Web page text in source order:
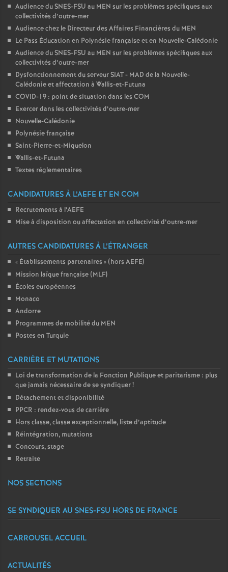
Audience du SNES-FSU au MEN sur les problèmes spécifiques aux
collectivités d’outre-mer
Audience chez le Directeur des Affaires Financières du MEN
Le Pass Éducation en Polynésie française et en Nouvelle-Calédonie
Audience du SNES-FSU au MEN sur les problèmes spécifiques aux
collectivités d’outre-mer
Dysfonctionnement du serveur SIAT - MAD de la Nouvelle-
Calédonie et affectation à Wallis-et-Futuna
COVID-19 : point de situation dans les COM
Exercer dans les collectivités d’outre-mer
Nouvelle-Calédonie
Polynésie française
Saint-Pierre-et-Miquelon
Wallis-et-Futuna
Textes réglementaires
CANDIDATURES À L’AEFE ET EN COM
Recrutements à l’AEFE
Mise à disposition ou affectation en collectivité d’outre-mer
AUTRES CANDIDATURES À L’ÉTRANGER
« Établissements partenaires » (hors AEFE)
Mission laïque française (MLF)
Écoles européennes
Monaco
Andorre
Programmes de mobilité du MEN
Postes en Turquie
CARRIÈRE ET MUTATIONS
Loi de transformation de la Fonction Publique et paritarisme : plus
que jamais nécessaire de se syndiquer!
Détachement et disponibilité
PPCR : rendez-vous de carrière
Hors classe, classe exceptionnelle, liste d’aptitude
Réintégration, mutations
Concours, stage
Retraite
NOS SECTIONS
SE SYNDIQUER AU SNES-FSU HORS DE FRANCE
CARROUSEL ACCUEIL
ACTUALITÉS